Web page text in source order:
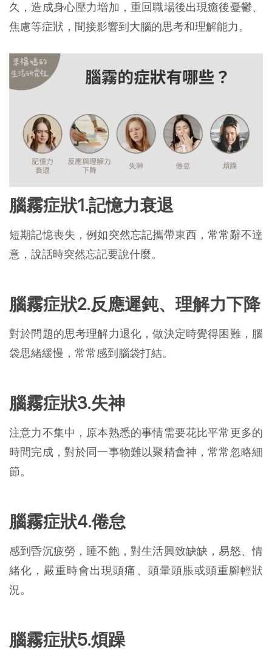
久，造成身心壓力增加，重回職場後出現癒後憂鬱、
焦慮等症狀，間接影響到大腦的思考和理解能力。
腦霧症狀1.記憶力衰退
短期記憶喪失，例如突然忘記攜帶東西，常常辭不達
意，說話時突然忘記要說什麼。
腦霧症狀2.反應遲鈍、理解力下降
對於問題的思考理解力退化，做決定時覺得困難，腦
袋思緒緩慢，常常感到腦袋打結。
腦霧症狀3.失神
注意力不集中，原本熟悉的事情需要花比平常更多的
時間完成，對於同一事物難以聚精會神，常常忽略細
節。
腦霧症狀4.倦怠
感到昏沉疲勞，睡不飽，對生活興致缺缺，易怒、情
緒化，嚴重時會出現頭痛、頭暈頭脹或頭重腳輕狀
況。
腦霧症狀5.煩躁